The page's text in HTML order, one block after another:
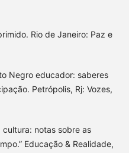
Rio de Janeiro: Paz e
Negro educador: saberes
Petrópolis, Rj: Vozes,
cultura: notas sobre as
Educação & Realidade,